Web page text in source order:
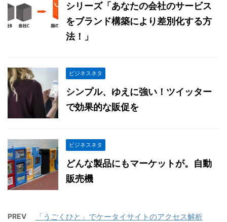
シリーズ「あなたの会社のサービス
をブランド構築により差別化する方
法！」
ビジネスネタ
シンプル、ゆえに強い！ツイッター
で効果的な販促を
ビジネスネタ
どんな製品にもマーケットが。自動
販売機
PREV 「うごくひと」でケータイサイトのアクセス解析